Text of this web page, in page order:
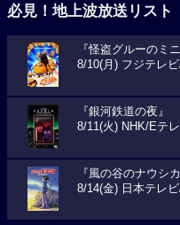
必見！地上波放送リスト
『怪盗グルーのミ
8/10(月) フジテレ
『銀河鉄道の夜』
8/11(火) NHK/Eテ
『風の谷のナウシカ
8/14(金) 日本テレ